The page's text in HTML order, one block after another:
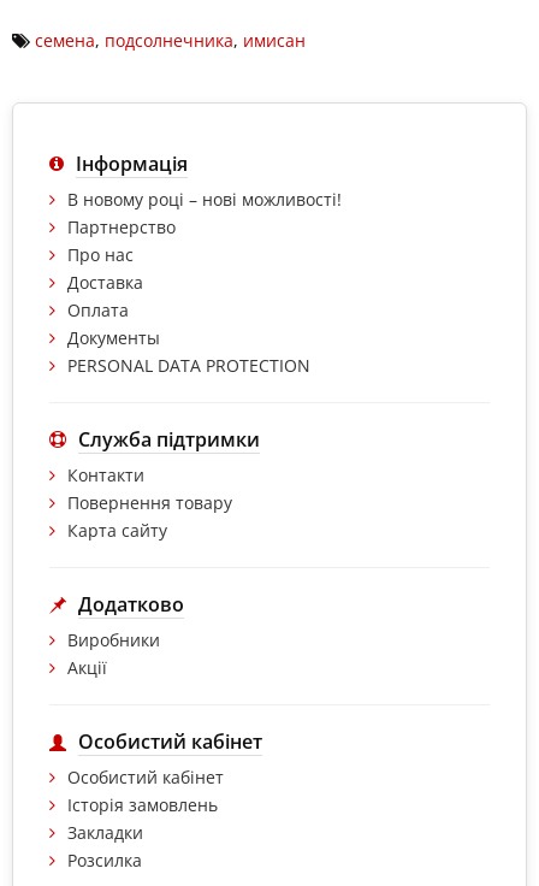
семена, подсолнечника, имисан
Інформація
В новому році – нові можливості!
Партнерство
Про нас
Доставка
Оплата
Документы
PERSONAL DATA PROTECTION
Служба підтримки
Контакти
Повернення товару
Карта сайту
Додатково
Виробники
Акції
Особистий кабінет
Особистий кабінет
Історія замовлень
Закладки
Розсилка